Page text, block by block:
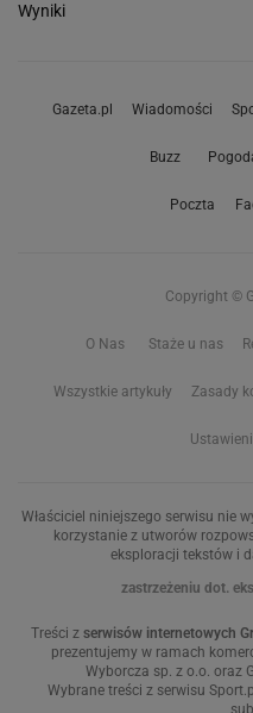
Wyniki
Gazeta.pl Wiadomości
Buzz
Poczta
Copyright ©
O Nas Staże u nas
Wszystkie artykuły Zasady
Właściciel niniejszego serwisu nie
korzystanie z utworów
eksploracji tekstów i
zastrzeżeniu dot.
Treści z serwisów internetowych
prezentujemy w ramach
Wyborcza sp. z o.o. oraz
Wybrane treści z serwisu